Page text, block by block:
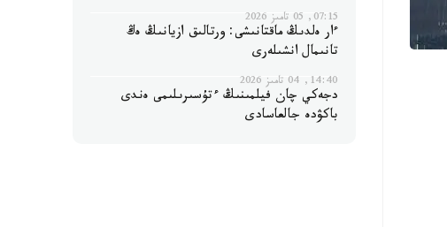
07:15, 05 تامىز 2026
ءار ەلدىڭ ماقتانىشى: ورتالىق ازيانىڭ ەڭ
تانىمال انشىلەرى
14:40, 04 تامىز 2026
دجەكي چان فيلمىنىڭ ءتۇسىرىلىمى ەندى
باكۋدە جالعاسادى